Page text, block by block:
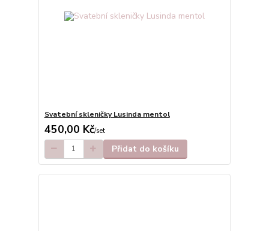
Svatební skleničky Lusinda mentol
450,00 Kč/set
Přidat do košíku